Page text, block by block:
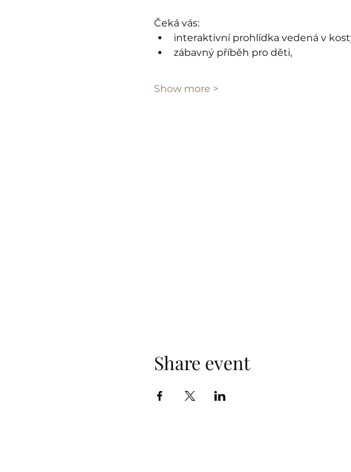
Čeká vás:
interaktivní prohlídka vedená v
zábavný příběh pro děti,
Show more >
Share event